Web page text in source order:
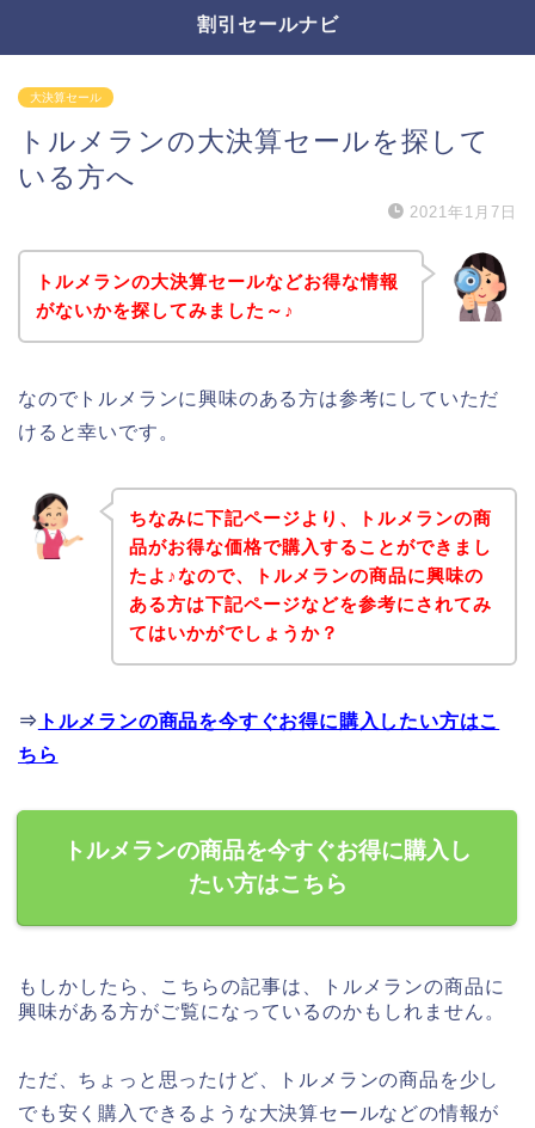
割引セールナビ
大決算セール
トルメランの大決算セールを探して
いる方へ
2021年1月7日
トルメランの大決算セールなどお得な情報
がないかを探してみました～♪
なのでトルメランに興味のある方は参考にしていただ
けると幸いです。
ちなみに下記ページより、トルメランの商
品がお得な価格で購入することができまし
たよ♪なので、トルメランの商品に興味の
ある方は下記ページなどを参考にされてみ
てはいかがでしょうか？
⇒ トルメランの商品を今すぐお得に購入したい方はこ
ちら
トルメランの商品を今すぐお得に購入し
たい方はこちら
もしかしたら、こちらの記事は、トルメランの商品に
興味がある方がご覧になっているのかもしれません。
ただ、ちょっと思ったけど、トルメランの商品を少し
でも安く購入できるような大決算セールなどの情報が